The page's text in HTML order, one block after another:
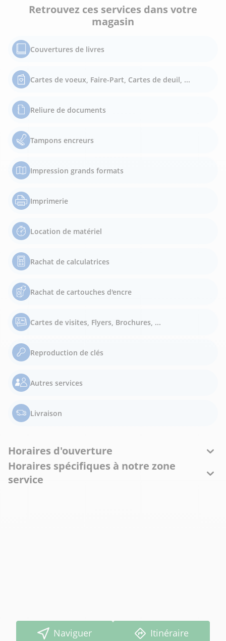
Retrouvez ces services dans votre
magasin
Couvertures de livres
Cartes de voeux, Faire-Part, Cartes de deuil, ...
Reliure de documents
Tampons encreurs
Impression grands formats
Imprimerie
Location de matériel
Rachat de calculatrices
Rachat de cartouches d'encre
Cartes de visites, Flyers, Brochures, ...
Reproduction de clés
Autres services
Livraison
Horaires d'ouverture
Horaires spécifiques à notre zone
service
Naviguer Itinéraire